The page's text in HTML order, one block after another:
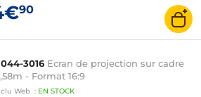
90
3016 Ecran de projection sur cadre
- Format 16:9
Web : EN STOCK